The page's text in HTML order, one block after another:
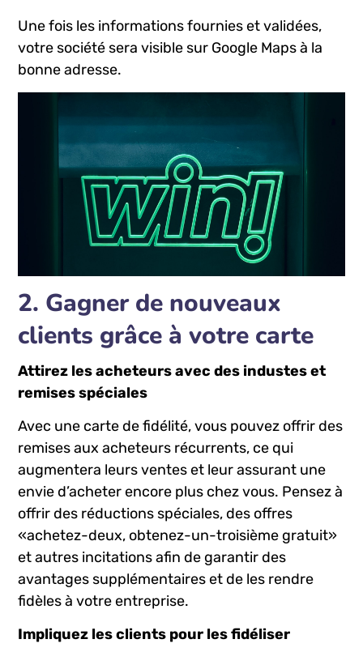
Une⁢ fois les informations ‌fournies⁤ et ⁤validées,
votre société sera visible ⁣sur Google Maps à la
bonne ⁤adresse.
2.​ Gagner de nouveaux
clients grâce à votre carte
Attirez les acheteurs avec des industes et
remises spéciales
Avec une carte de​ fidélité, vous pouvez offrir des
remises aux acheteurs ‌récurrents, ‌ce qui‍
augmentera ​leurs ventes et ‌leur assurant⁣ une
envie d’acheter encore plus chez‍ vous. Pensez ​à
​offrir des réductions​ spéciales, ⁢des offres
«achetez-deux,⁢ obtenez-un-troisième gratuit»
et autres incitations afin de garantir des​
avantages supplémentaires et de les rendre
⁢fidèles à votre entreprise.
Impliquez les ⁢clients pour les fidéliser